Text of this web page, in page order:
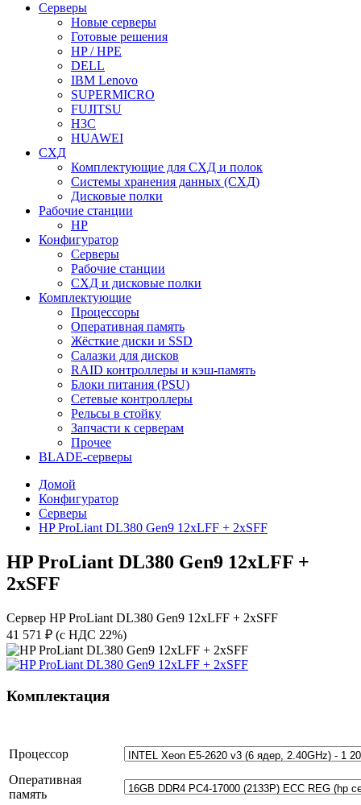
Серверы
Новые серверы
Готовые решения
HP / HPE
DELL
IBM Lenovo
SUPERMICRO
FUJITSU
H3C
HUAWEI
СХД
Комплектующие для СХД и полок
Системы хранения данных (СХД)
Дисковые полки
Рабочие станции
HP
Конфигуратор
Серверы
Рабочие станции
СХД и дисковые полки
Комплектующие
Процессоры
Оперативная память
Жёсткие диски и SSD
Салазки для дисков
RAID контроллеры и кэш-память
Блоки питания (PSU)
Сетевые контроллеры
Рельсы в стойку
Запчасти к серверам
Прочее
BLADE-серверы
Домой
Конфигуратор
Серверы
HP ProLiant DL380 Gen9 12xLFF + 2xSFF
HP ProLiant DL380 Gen9 12xLFF +
2xSFF
Сервер HP ProLiant DL380 Gen9 12xLFF + 2xSFF
41 571 ₽ (с НДС 22%)
Комплектация
Процессор
Оперативная
память